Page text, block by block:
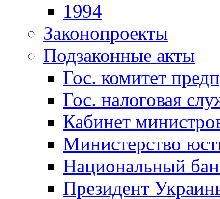
1994
Законопроекты
Подзаконные акты
Гос. комитет
Гос. налоговая
Кабинет
Министерство
Национальный
Президент